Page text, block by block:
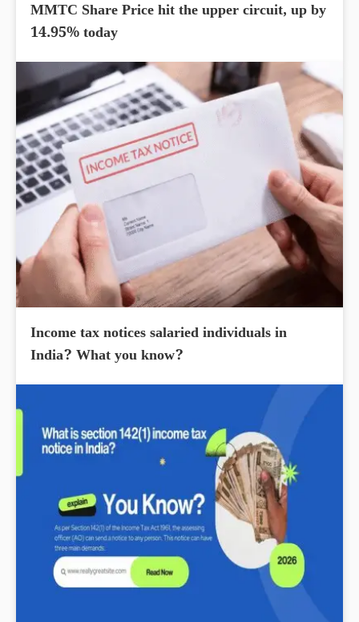
MMTC Share Price hit the upper circuit, up by
14.95% today
Income tax notices salaried individuals in
India? What you know?